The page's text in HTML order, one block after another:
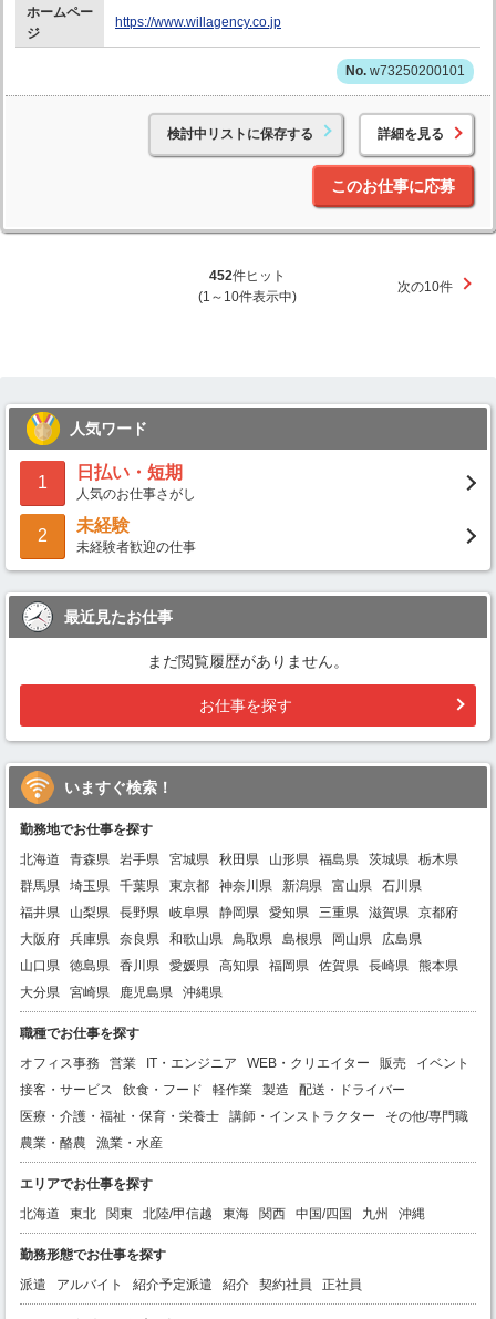
ホームペー
ジ
https://www.willagency.co.jp
w73250200101
検討中リストに保存する 詳細を見る
このお仕事に応募
452件ヒット
(1～10件表示中)
次の10件
人気ワード
1
日払い・短期
人気のお仕事さがし
2
未経験
未経験者歓迎の仕事
最近見たお仕事
まだ閲覧履歴がありません。
お仕事を探す
いますぐ検索！
勤務地でお仕事を探す
北海道
青森県 岩手県 宮城県 秋田県 山形県 福島県 茨城県
栃木県
群馬県
埼玉県 千葉県 東京都 神奈川県 新潟県 富山県
石川県
福井県
山梨県 長野県 岐阜県 静岡県 愛知県 三重県 滋賀県
京都府
大阪府
兵庫県 奈良県 和歌山県 鳥取県 島根県 岡山県
広島県
山口県
徳島県 香川県 愛媛県 高知県 福岡県 佐賀県 長崎県
熊本県
大分県
宮崎県 鹿児島県 沖縄県
職種でお仕事を探す
オフィス事務
営業 IT・エンジニア WEB・クリエイター 販売
イベント
接客・サービス
飲食・フード 軽作業 製造
配送・ドライバー
医療・介護・福祉・保育・栄養士
講師・インストラクター
その他/専門職
農業・酪農
漁業・水産
エリアでお仕事を探す
北海道
東北 関東 北陸/甲信越 東海 関西 中国/四国 九州 沖縄
勤務形態でお仕事を探す
派遣
アルバイト 紹介予定派遣 紹介 契約社員 正社員